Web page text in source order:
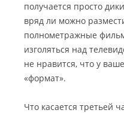
получается просто
вряд ли можно
полнометражные
изголяться над
не нравится, что у
«формат».
Что касается третьей